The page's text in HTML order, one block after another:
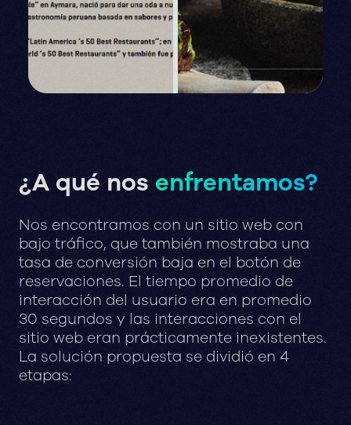
¿A qué nos enfrentamos?
Nos encontramos con un sitio web con
bajo tráfico, quetambién mostraba una
tasa de conversión baja en el botón de
reservaciones. El tiempo promedio de
interacción del usuario era en promedio
30 segundos y las interacciones con el
sitio web eran prácticamente inexistentes.
La solución propuesta se dividió en 4
etapas: